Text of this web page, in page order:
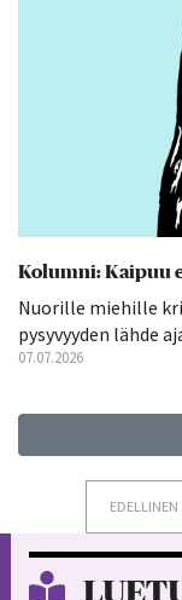
Kolumni: Kaipuu
Nuorille miehille
pysyvyyden lähde
07.07.2026
EDELLINEN